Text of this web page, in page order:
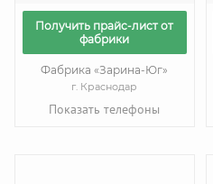
Получить прайс-лист от
фабрики
Фабрика «Зарина-Юг»
г. Краснодар
Показать телефоны